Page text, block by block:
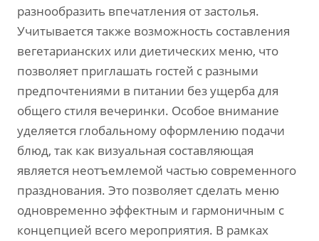
разнообразить впечатления от застолья.
Учитывается также возможность составления
вегетарианских или диетических меню, что
позволяет приглашать гостей с разными
предпочтениями в питании без ущерба для
общего стиля вечеринки. Особое внимание
уделяется глобальному оформлению подачи
блюд, так как визуальная составляющая
является неотъемлемой частью современного
празднования. Это позволяет сделать меню
одновременно эффектным и гармоничным с
концепцией всего мероприятия. В рамках